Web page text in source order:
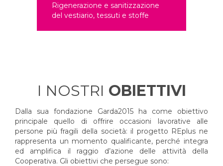
Rigenerazione e sanitizzazione
del vestiario, tessuti e stoffe
I NOSTRI OBIETTIVI
Dalla sua fondazione Garda2015 ha come obiettivo
principale quello di offrire occasioni lavorative alle
persone più fragili della società: il progetto REplus ne
rappresenta un momento qualificante, perché integra
ed amplifica il raggio d’azione delle attività della
Cooperativa. Gli obiettivi che persegue sono: